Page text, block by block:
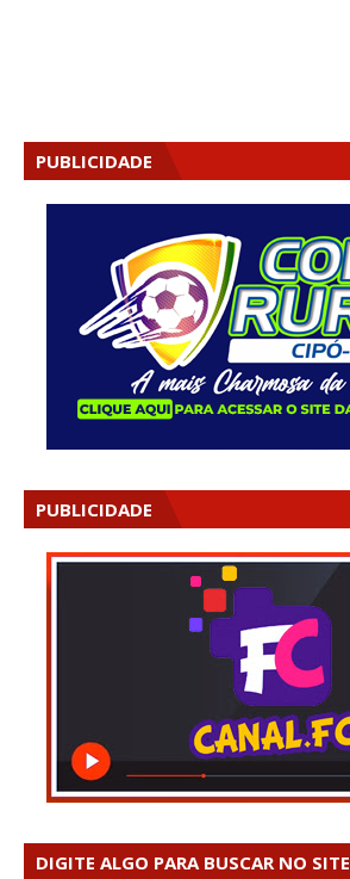
PUBLICIDADE
PUBLICIDADE
DIGITE ALGO PARA BUSCAR NO SITE